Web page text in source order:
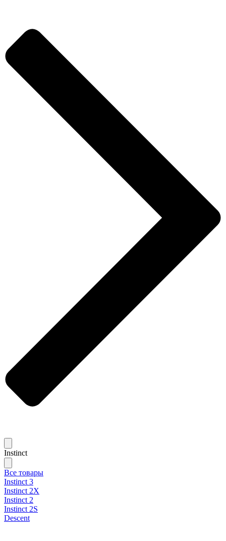
Instinct
Все товары
Instinct 3
Instinct 2X
Instinct 2
Instinct 2S
Descent